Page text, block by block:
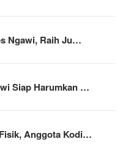
Ngawi, Raih Ju…
Siap Harumkan …
Anggota Kodi…